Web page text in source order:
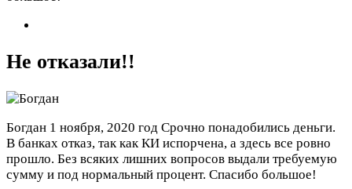
Не отказали!!
Богдан 1 ноября, 2020 год Срочно понадобились деньги.
В банках отказ, так как КИ испорчена, а здесь все ровно
прошло. Без всяких лишних вопросов выдали требуемую
сумму и под нормальный процент. Спасибо большое!